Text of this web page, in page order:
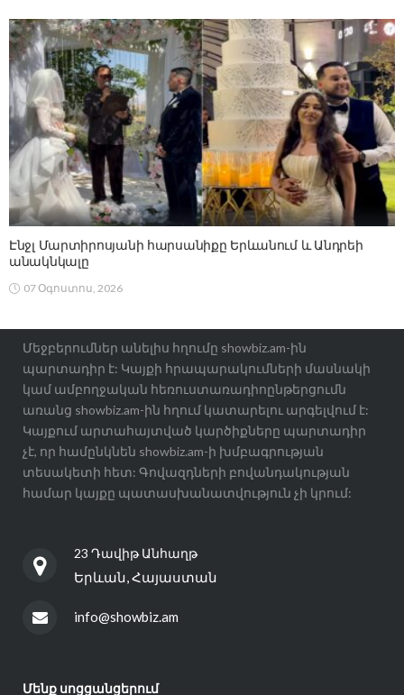
Էնջլ Մարտիրոսյանի հարսանիքը Երևանում և Անդրեի
անակնկալը
07 Օգոստոս, 2026
Մեջբերումներ անելիս հղումը showbiz.am-ին
պարտադիր է: Կայքի հրապարակումների մասնակի
կամ ամբողջական հեռուստառադիոընթերցումն
առանց showbiz.am-ին հղում կատարելու արգելվում է:
Կայքում արտահայտված կարծիքները պարտադիր
չէ, որ համընկնեն showbiz.am-ի խմբագրության
տեսակետի հետ: Գովազդների բովանդակության
համար կայքը պատասխանատվություն չի կրում:
23 Դավիթ Անհաղթ
Երևան, Հայաստան
info@showbiz.am
Մենք սոցցանցերում